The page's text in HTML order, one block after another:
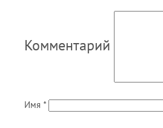
Комментарий
Имя *